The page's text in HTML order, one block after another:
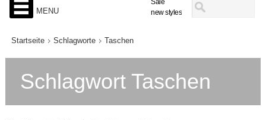
Sale
new styles
MENU
Startseite Schlagworte Taschen
Schlagwort Taschen